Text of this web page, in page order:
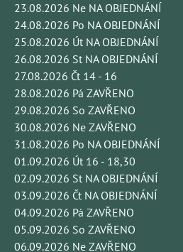
23.08.2026 Ne NA OBJEDNÁNÍ
24.08.2026 Po NA OBJEDNÁNÍ
25.08.2026 Út NA OBJEDNÁNÍ
26.08.2026 St NA OBJEDNÁNÍ
27.08.2026 Čt 14 - 16
28.08.2026 Pá ZAVŘENO
29.08.2026 So ZAVŘENO
30.08.2026 Ne ZAVŘENO
31.08.2026 Po NA OBJEDNÁNÍ
01.09.2026 Út 16 - 18,30
02.09.2026 St NA OBJEDNÁNÍ
03.09.2026 Čt NA OBJEDNÁNÍ
04.09.2026 Pá ZAVŘENO
05.09.2026 So ZAVŘENO
06.09.2026 Ne ZAVŘENO